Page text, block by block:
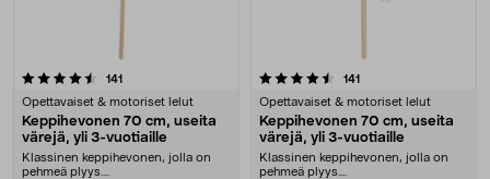
141
Opettavaiset & motoriset lelut
Keppihevonen 70 cm, useita
värejä, yli 3-vuotiaille
Klassinen keppihevonen, jolla on
pehmeä plyys....
4.5 viidestä tähdestä 141
Opettavaiset & motoriset lelut
Keppihevonen 70 cm, useita
värejä, yli 3-vuotiaille
Klassinen keppihevonen, jolla on
pehmeä plyys....